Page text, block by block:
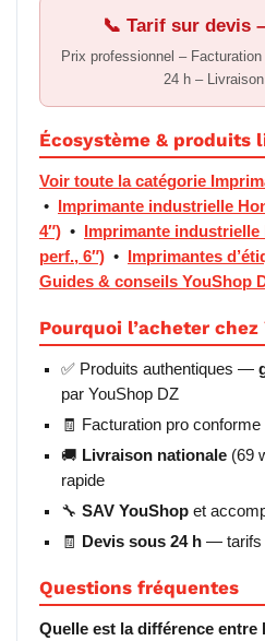
📞 Tarif sur devis
Prix professionnel –
24 h –
Écosystème & produits
Voir toute la catégorie
•
Imprimante industrielle
4″) •
Imprimante
perf., 6″) • Imprimantes
Guides & conseils YouShop
Pourquoi l’acheter chez
✅ Produits authentiques —
par YouShop DZ
🧾 Facturation pro conforme
🚚 Livraison nationale (69
rapide
🔧 SAV YouShop et
🧾
Devis sous 24 h — tarifs
Questions fréquentes
Quelle est la différence entre